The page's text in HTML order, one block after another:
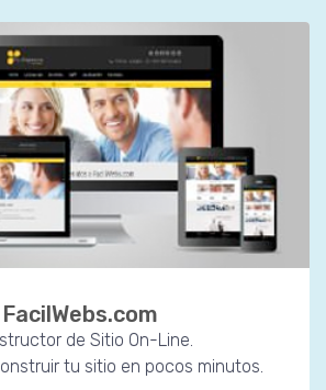
FacilWebs.com
de Sitio On-Line.
tu sitio en pocos minutos.